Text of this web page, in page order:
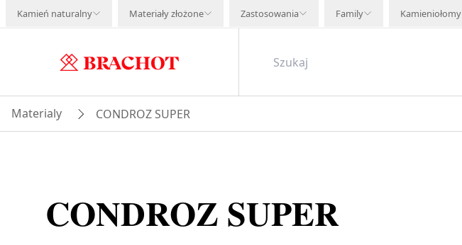
Kamień naturalny Materiały złożone Zastosowania Family Kamieniołomy
Materialy CONDROZ SUPER
CONDROZ SUPER